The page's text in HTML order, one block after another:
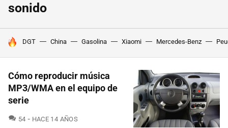
sonido
HOY SE HABLA DE
DGT China Gasolina Xiaomi Mercedes-Benz
Cómo reproducir música
MP3/WMA en el equipo de
serie
54 COMENTARIOS
HACE 14 AÑOS